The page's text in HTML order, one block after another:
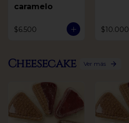
caramelo
$6.500 $10.000
Cheesecake Ver más